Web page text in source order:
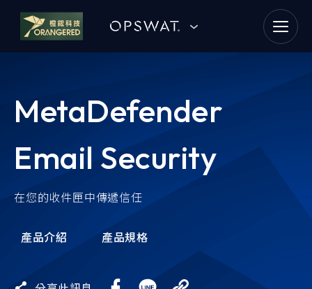
TeamT5 杜浦數位安全
QSAN 廣盛科技
OPSWAT
Security
MetaDefender
Email Security
在您的收件匣中傳遞信任
產品介紹 產品規格